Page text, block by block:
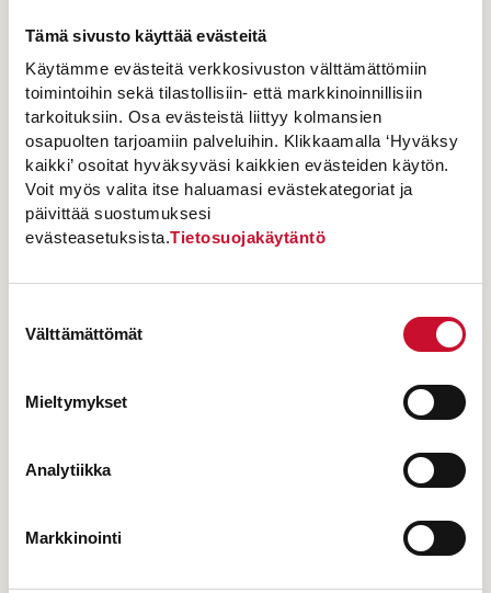
Tämä sivusto käyttää evästeitä
Käytämme evästeitä verkkosivuston välttämättömiin
toimintoihin sekä tilastollisiin- että markkinoinnillisiin
tarkoituksiin. Osa evästeistä liittyy kolmansien
osapuolten tarjoamiin palveluihin. Klikkaamalla ‘Hyväksy
kaikki’ osoitat hyväksyväsi kaikkien evästeiden käytön.
Voit myös valita itse haluamasi evästekategoriat ja
päivittää suostumuksesi
evästeasetuksista.Tietosuojakäytäntö
valinta
Välttämättömät
Mieltymykset
Analytiikka
Markkinointi
jaa kahteen osaan. Leivo molemmista
jauhoja apuna käyttäen. Pistele leivät ja
paista 230 asteisessa uunissa 50 minuuttia.
Vinkki!
Mittaa ruisjauhot 1 litran vetoiseen
suola ja sokerit purkkiin. Askartele purkin
kylkeen alla oleva valmistusohje tai tulosta se
tästä. 5 dl vettä 1 prk ruisleipäaineksia
S
a
TykkääL2